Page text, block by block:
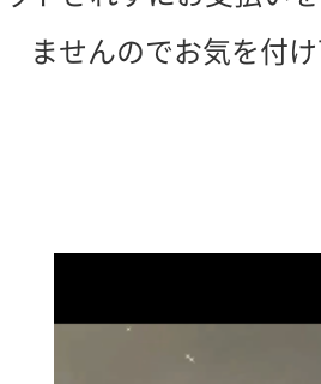
ませんのでお気を付